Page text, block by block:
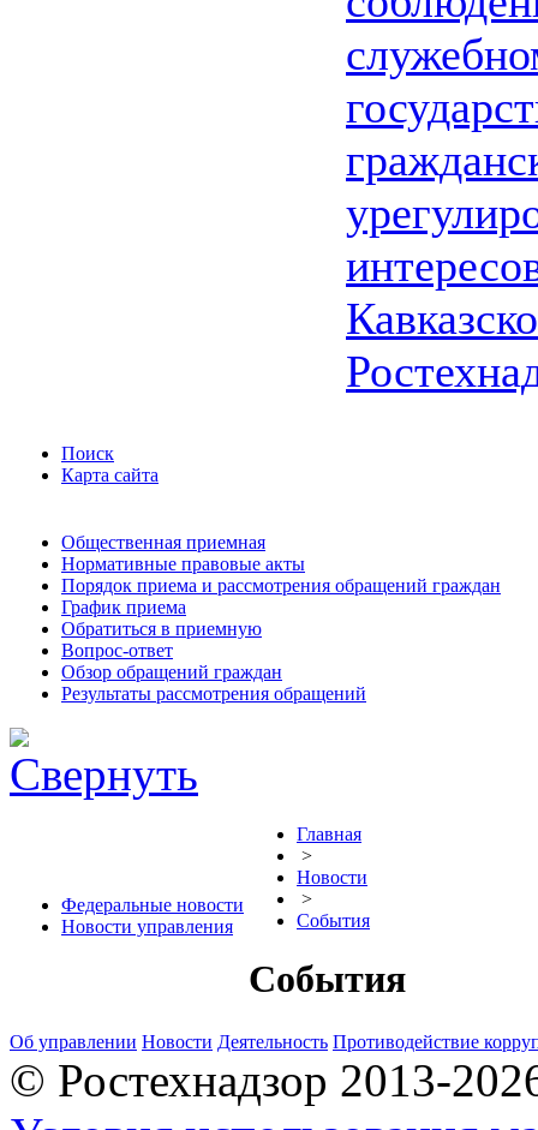
Поиск
Карта сайта
Общественная приемная
Нормативные правовые акты
Порядок приема и рассмотрения обращений граждан
График приема
Обратиться в приемную
Вопрос-ответ
Обзор обращений граждан
Результаты рассмотрения обращений
Федеральные новости
Новости управления
Главная
>
Новости
>
События
События
Об управлении Новости Деятельность Противодействие
© Ростехнадзор 2013-